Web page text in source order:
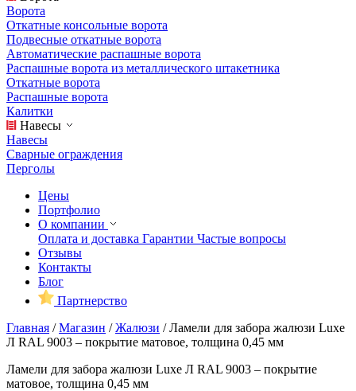
Ворота
Откатные консольные ворота
Подвесные откатные ворота
Автоматические распашные ворота
Распашные ворота из металлического штакетника
Откатные ворота
Распашные ворота
Калитки
Навесы
Навесы
Сварные ограждения
Перголы
Цены
Портфолио
О компании
Оплата и доставка Гарантии Частые вопросы
Отзывы
Контакты
Блог
Партнерство
Главная /Магазин /Жалюзи /Ламели для забора жалюзи Luxe
Л RAL 9003 – покрытие матовое, толщина 0,45 мм
Ламели для забора жалюзи Luxe Л RAL 9003 – покрытие
матовое, толщина 0,45 мм